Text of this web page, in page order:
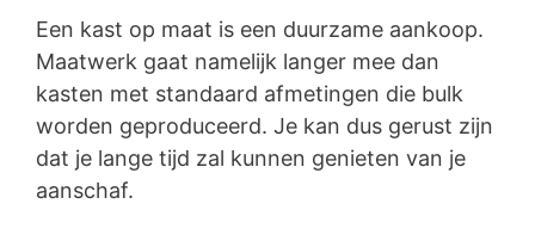
Een kast op maat is een duurzame aankoop.
Maatwerk gaat namelijk langer mee dan
kasten met standaard afmetingen die bulk
worden geproduceerd. Je kan dus gerust zijn
dat je lange tijd zal kunnen genieten van je
aanschaf.